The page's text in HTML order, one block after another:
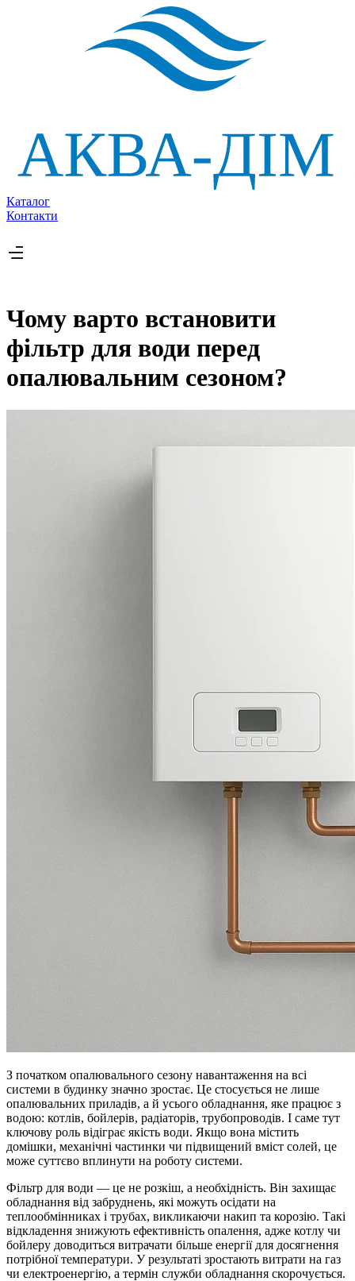
Каталог
Контакти
Чому варто встановити
фільтр для води перед
опалювальним сезоном?
З початком опалювального сезону навантаження на всі
системи в будинку значно зростає. Це стосується не лише
опалювальних приладів, а й усього обладнання, яке працює з
водою: котлів, бойлерів, радіаторів, трубопроводів. І саме тут
ключову роль відіграє якість води. Якщо вона містить
домішки, механічні частинки чи підвищений вміст солей, це
може суттєво вплинути на роботу системи.
Фільтр для води — це не розкіш, а необхідність. Він захищає
обладнання від забруднень, які можуть осідати на
теплообмінниках і трубах, викликаючи накип та корозію. Такі
відкладення знижують ефективність опалення, адже котлу чи
бойлеру доводиться витрачати більше енергії для досягнення
потрібної температури. У результаті зростають витрати на газ
чи електроенергію, а термін служби обладнання скорочується.